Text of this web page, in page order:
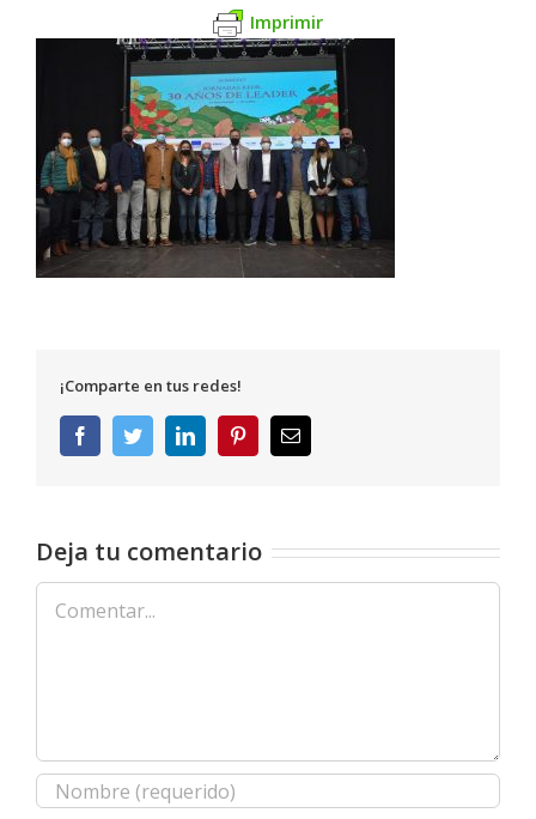
Imprimir
¡Comparte en tus redes!
FacebookTwitterLinkedInPinterestCorreo
electrónico
Deja tu comentario
Comentar